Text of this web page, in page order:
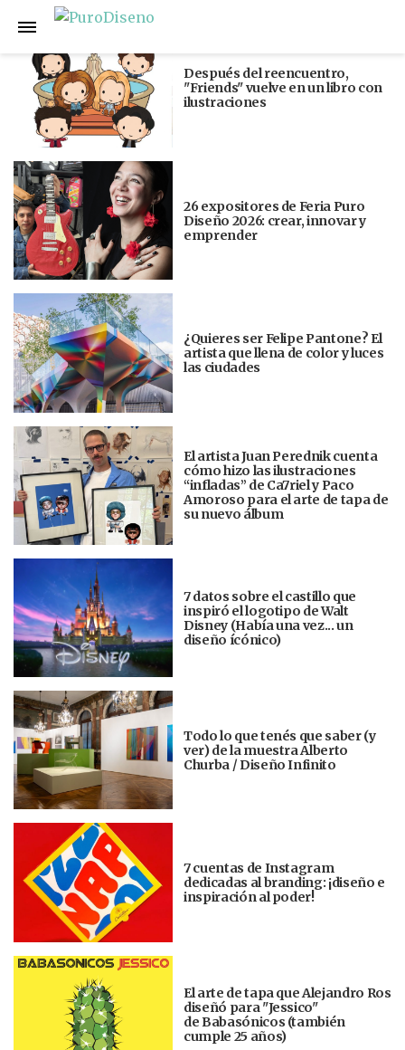
Anterior
Después del reencuentro,
"Friends" vuelve en un libro con
ilustraciones
26 expositores de Feria Puro
Diseño 2026: crear, innovar y
emprender
¿Quieres ser Felipe Pantone? El
artista que llena de color y luces
las ciudades
El artista Juan Perednik cuenta
cómo hizo las ilustraciones
“infladas” de Ca7riel y Paco
Amoroso para el arte de tapa de
su nuevo álbum
7 datos sobre el castillo que
inspiró el logotipo de Walt
Disney (Había una vez... un
diseño ícónico)
Todo lo que tenés que saber (y
ver) de la muestra Alberto
Churba / Diseño Infinito
7 cuentas de Instagram
dedicadas al branding: ¡diseño e
inspiración al poder!
El arte de tapa que Alejandro Ros
diseñó para "Jessico"
de Babasónicos (también
cumple 25 años)
Siguiente